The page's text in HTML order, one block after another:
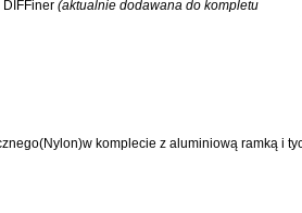
(aktualnie dodawana do kompletu
komplecie z aluminiową ramką i